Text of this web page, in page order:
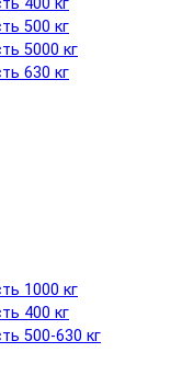
500 кг
5000 кг
630 кг
1000 кг
400 кг
500-630 кг